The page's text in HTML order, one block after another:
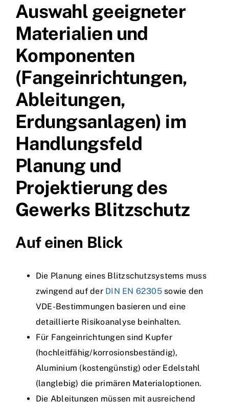
Auswahl geeigneter
Materialien und
Komponenten
(Fangeinrichtungen,
Ableitungen,
Erdungsanlagen) im
Handlungsfeld
Planung und
Projektierung des
Gewerks Blitzschutz
Auf einen Blick
Die Planung eines Blitzschutzsystems muss
zwingend auf der DIN EN 62305sowie den
VDE-Bestimmungen basieren und eine
detaillierte Risikoanalyse beinhalten.
Für Fangeinrichtungen sind Kupfer
(hochleitfähig/korrosionsbeständig),
Aluminium (kostengünstig) oder Edelstahl
(langlebig) die primären Materialoptionen.
Die Ableitungen müssen mit ausreichend